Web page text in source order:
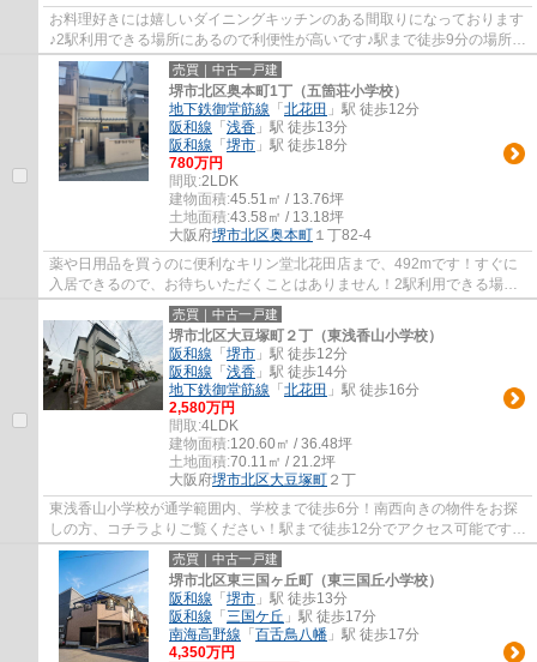
お料理好きには嬉しいダイニングキッチンのある間取りになっております
♪2駅利用できる場所にあるので利便性が高いです♪駅まで徒歩9分の場所に
ある物件です♪両面バルコニーが付いていま...
売買｜中古一戸建
堺市北区奥本町1丁（五箇荘小学校）
地下鉄御堂筋線 「 北花田 」駅 徒歩12分
阪和線 「 浅香 」駅 徒歩13分
阪和線 「 堺市 」駅 徒歩18分
780万円
間取:2LDK
建物面積:45.51㎡ / 13.76坪
土地面積:43.58㎡ / 13.18坪
大阪府堺市北区奥本町 １丁82-4
薬や日用品を買うのに便利なキリン堂北花田店まで、492mです！すぐに
入居できるので、お待ちいただくことはありません！2駅利用できる場所
にあるので利便性が高いです！給湯設備付きな...
売買｜中古一戸建
堺市北区大豆塚町２丁（東浅香山小学校）
阪和線 「 堺市 」駅 徒歩12分
阪和線 「 浅香 」駅 徒歩14分
地下鉄御堂筋線 「 北花田 」駅 徒歩16分
2,580万円
間取:4LDK
建物面積:120.60㎡ / 36.48坪
土地面積:70.11㎡ / 21.2坪
大阪府堺市北区大豆塚町 ２丁
東浅香山小学校が通学範囲内、学校まで徒歩6分！南西向きの物件をお探
しの方、コチラよりご覧ください！駅まで徒歩12分でアクセス可能です！
収納として、どなたでも気軽に扱える押入が...
売買｜中古一戸建
堺市北区東三国ヶ丘町（東三国丘小学校）
阪和線 「 堺市 」駅 徒歩13分
阪和線 「 三国ケ丘 」駅 徒歩17分
南海高野線 「 百舌鳥八幡 」駅 徒歩17分
4,350万円